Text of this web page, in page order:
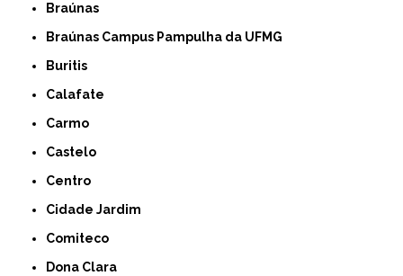
Braúnas
Braúnas Campus Pampulha da UFMG
Buritis
Calafate
Carmo
Castelo
Centro
Cidade Jardim
Comiteco
Dona Clara